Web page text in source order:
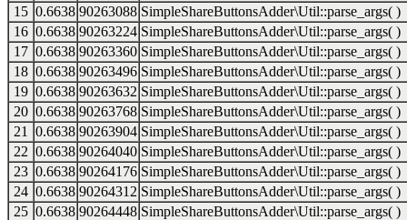
15 0.6638 90263088 SimpleShareButtonsAdder\Util::parse_args( )
16 0.6638 90263224 SimpleShareButtonsAdder\Util::parse_args( )
17 0.6638 90263360 SimpleShareButtonsAdder\Util::parse_args( )
18 0.6638 90263496 SimpleShareButtonsAdder\Util::parse_args( )
19 0.6638 90263632 SimpleShareButtonsAdder\Util::parse_args( )
20 0.6638 90263768 SimpleShareButtonsAdder\Util::parse_args( )
21
0.6638 90263904 SimpleShareButtonsAdder\Util::parse_args( )
22 0.6638 90264040 SimpleShareButtonsAdder\Util::parse_args( )
23 0.6638 90264176 SimpleShareButtonsAdder\Util::parse_args( )
24 0.6638 90264312 SimpleShareButtonsAdder\Util::parse_args( )
25 0.6638 90264448 SimpleShareButtonsAdder\Util::parse_args( )